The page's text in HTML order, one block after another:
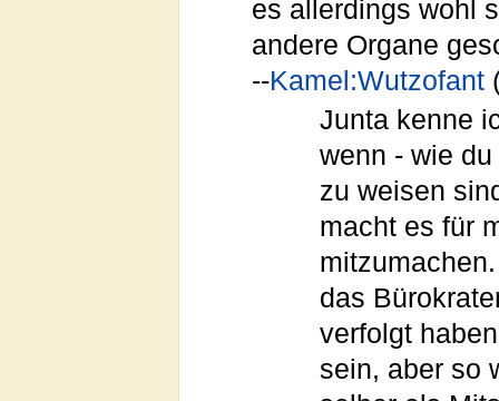
es allerdings wohl
andere Organe
--Kamel:Wutzofant
Junta kenne
wenn - wie
zu weisen
macht es für
das
verfolgt
sein, aber so